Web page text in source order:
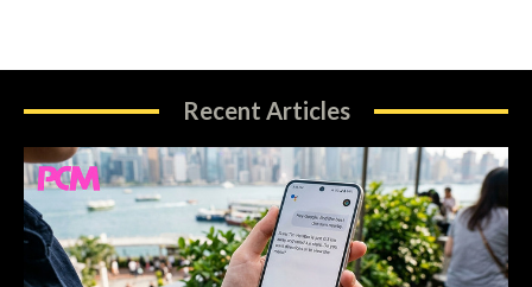
Recent Articles